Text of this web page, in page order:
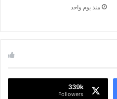
منذ يوم واحد
339k
Followers